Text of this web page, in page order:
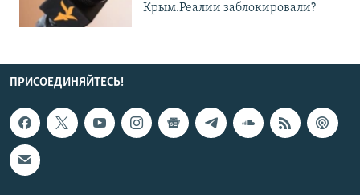
Крым.Реалии заблокировали?
ПРИСОЕДИНЯЙТЕСЬ!